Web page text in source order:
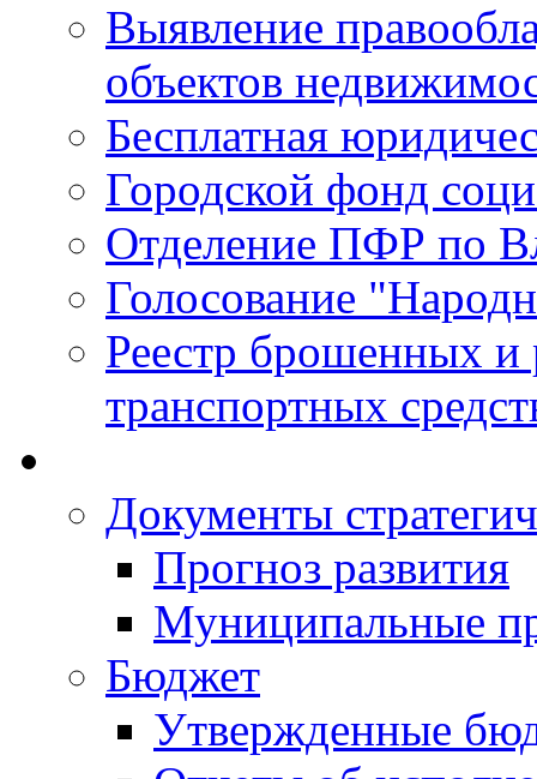
Выявление
объектов
Бесплатная
Городской фонд
Отделение ПФР по
Голосование
Реестр брошенных и
транспортных
Документы
Прогноз развития
Муниципальные
Бюджет
Утвержденные